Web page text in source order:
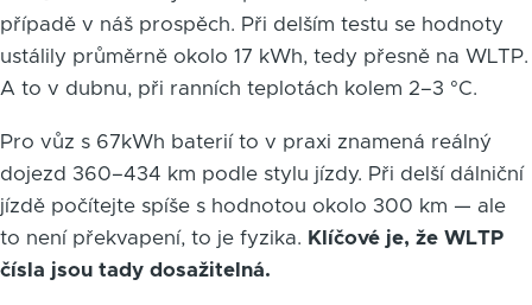
případě v náš prospěch. Při delším testu se hodnoty
ustálily průměrně okolo 17 kWh, tedy přesně na WLTP.
A to v dubnu, při ranních teplotách kolem 2–3 °C.
Pro vůz s 67kWh baterií to v praxi znamená reálný
dojezd 360–434 km podle stylu jízdy. Při delší dálniční
jízdě počítejte spíše s hodnotou okolo 300 km — ale
to není překvapení, to je fyzika. Klíčové je, že WLTP
čísla jsou tady dosažitelná.